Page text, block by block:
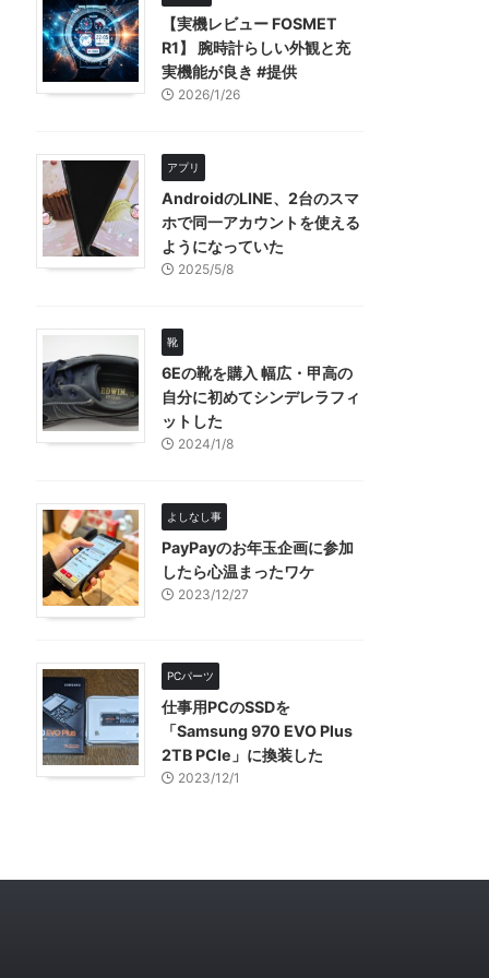
【実機レビュー FOSMET
R1】 腕時計らしい外観と充
実機能が良き #提供
2026/1/26
アプリ
AndroidのLINE、2台のスマ
ホで同一アカウントを使える
ようになっていた
2025/5/8
靴
6Eの靴を購入 幅広・甲高の
自分に初めてシンデレラフィ
ットした
2024/1/8
よしなし事
PayPayのお年玉企画に参加
したら心温まったワケ
2023/12/27
PCパーツ
仕事用PCのSSDを
「Samsung 970 EVO Plus
2TB PCIe」に換装した
2023/12/1